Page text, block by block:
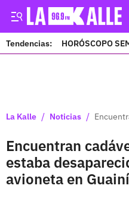
Tendencias: HORÓSCOPO
La Kalle / Noticias /
Encuentran
estaba
avioneta en